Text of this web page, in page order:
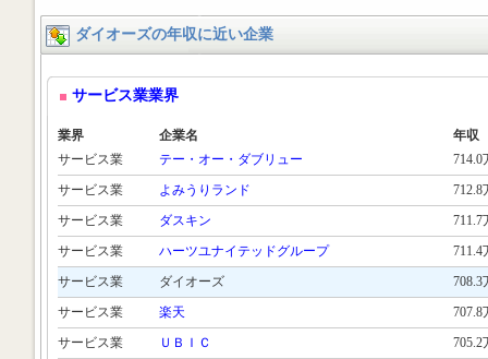
ダイオーズの年収に近い企業
サービス業業界
業界 企業名
年収
サービス業
テー・オー・ダブリュー
714.0
サービス業
よみうりランド
712.8
サービス業
ダスキン
711.7
サービス業
ハーツユナイテッドグループ
711.4
サービス業
ダイオーズ
708.3
サービス業
楽天
707.8
サービス業
ＵＢＩＣ
705.2